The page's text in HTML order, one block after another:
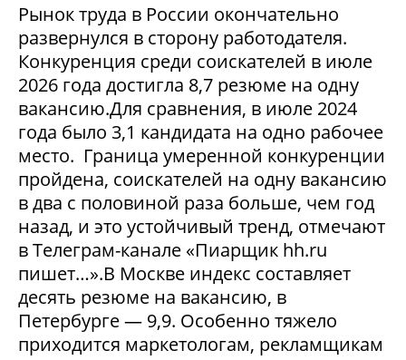
Рынок труда в России окончательно
развернулся в сторону работодателя.
Конкуренция среди соискателей в июле
2026 года достигла 8,7 резюме на одну
вакансию.Для сравнения, в июле 2024
года было 3,1 кандидата на одно рабочее
место. Граница умеренной конкуренции
пройдена, соискателей на одну вакансию
в два с половиной раза больше, чем год
назад, и это устойчивый тренд, отмечают
в Телеграм-канале «Пиарщик hh.ru
пишет…».В Москве индекс составляет
десять резюме на вакансию, в
Петербурге — 9,9. Особенно тяжело
приходится маркетологам, рекламщикам